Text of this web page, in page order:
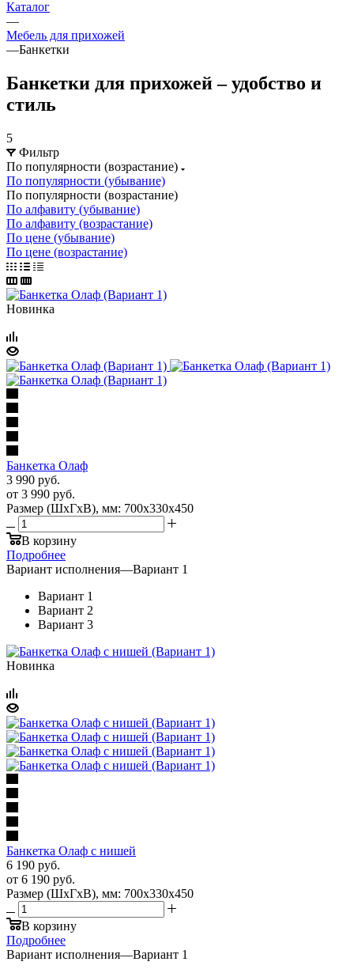
Каталог
—
Мебель для прихожей
—Банкетки
Банкетки для прихожей – удобство и
стиль
5
Фильтр
По популярности (возрастание)
По популярности (убывание)
По популярности (возрастание)
По алфавиту (убывание)
По алфавиту (возрастание)
По цене (убывание)
По цене (возрастание)
Новинка
Банкетка Олаф
3 990 руб.
от 3 990 руб.
Размер (ШхГхВ), мм: 700х330х450
В корзину
Подробнее
Вариант исполнения—Вариант 1
Вариант 1
Вариант 2
Вариант 3
Новинка
Банкетка Олаф с нишей
6 190 руб.
от 6 190 руб.
Размер (ШхГхВ), мм: 700х330х450
В корзину
Подробнее
Вариант исполнения—Вариант 1